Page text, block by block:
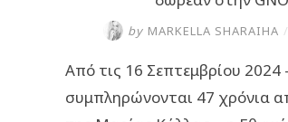
by MARKELLA SHARAIHA /
Από τις 16 Σεπτεμβρίου 2024
συμπληρώνονται 47 χρόνια